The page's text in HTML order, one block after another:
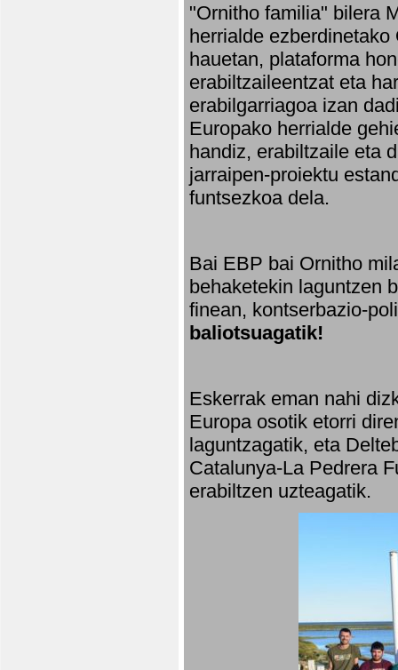
"Ornitho familia" bilera
herrialde
hauetan, plataforma
erabiltzaileentzat eta
erabilgarriagoa izan
Europako herrialde
handiz, erabiltzaile eta
jarraipen-proiektu
funtsezkoa dela.
Bai EBP bai Ornitho
behaketekin laguntzen
finean, kontserbazio-
baliotsuagatik!
Eskerrak eman nahi
Europa osotik etorri
laguntzagatik, eta
Catalunya-La Pedrera
erabiltzen uzteagatik.